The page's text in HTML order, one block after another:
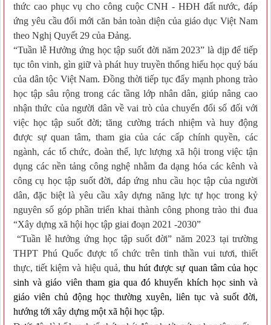
thức cao phục vụ cho công cuộc CNH - HÐH đất nước, đáp
ứng yêu cầu đổi mới căn bản toàn diện của giáo dục Việt Nam
theo Nghị Quyết 29 của Đảng.
“Tuần lễ Hưởng ứng học tập suốt đời năm 2023” là dịp để tiếp
tục tôn vinh, gìn giữ và phát huy truyền thống hiếu học quý báu
của dân tộc Việt Nam. Đồng thờitiếp tục đẩy mạnh phong trào
học tập sâu rộng trong các tầng lớp nhân dân, giúp nâng cao
nhận thức của người dân về vai trò của chuyển đổi số đối với
việc học tập suốt đời; tăng cường trách nhiệm và huy động
được sự quan tâm, tham gia của các cấp chính quyền, các
ngành, các tổ chức, đoàn thể, lực lượng xã hội trong việc tận
dụng các nền tảng công nghệ nhằm đa dạng hóa các kênh và
công cụ học tập suốt đời, đáp ứng nhu cầu học tập của người
dân, đặc biệt là yêu cầu xây dựng năng lực tự học trong kỷ
nguyên số góp phần triển khai thành công phong trào thi đua
“Xây dựng xã hội học tập giai đoạn 2021 -2030”
“Tuần lễ hưởng ứng học tập suốt đời” năm 2023 tại trường
THPT Phú Quốc được tổ chức trên tinh thần vui tươi, thiết
thực, tiết kiệm và hiệu quả, thuhút được sự quan tâm của học
sinh và giáo viên tham gia qua đó khuyến khích học sinh và
giáo viên chủ động học thường xuyên, liên tục và suốt đời,
hướng tới xây dựng một xã hội học tập.